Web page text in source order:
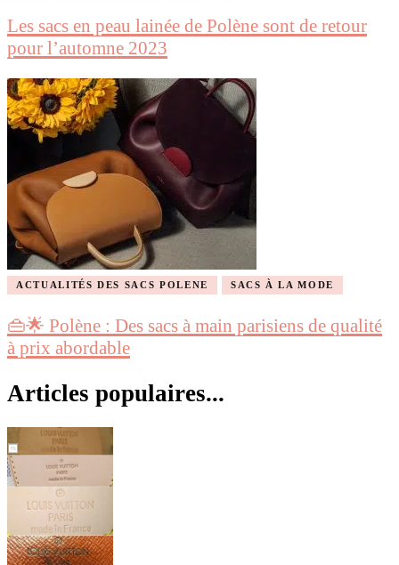
Les sacs en peau lainée de Polène sont de retour
pour l’automne 2023
ACTUALITÉS DES SACS POLENE SACS À LA MODE
👜🌟 Polène : Des sacs à main parisiens de qualité
à prix abordable
Articles populaires...